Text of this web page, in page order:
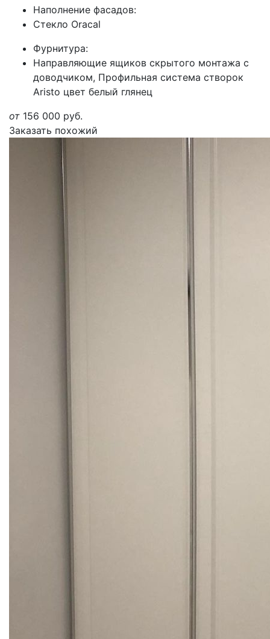
Наполнение фасадов:
Стекло Oracal
Фурнитура:
Направляющие ящиков скрытого монтажа с
доводчиком, Профильная система створок
Aristo цвет белый глянец
от 156 000 руб.
Заказать похожий